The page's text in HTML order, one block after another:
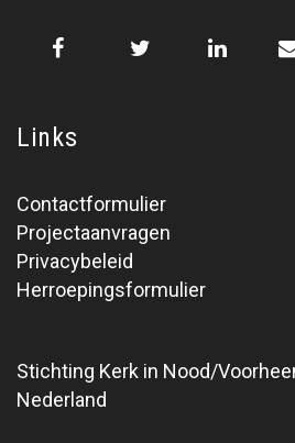
Links
Contactformulier
Projectaanvragen
Privacybeleid
Herroepingsformulier
Stichting Kerk in Nood/
Nederland